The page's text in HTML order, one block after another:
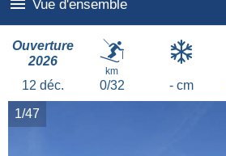
Vue d'ensemble
Ouverture
2026
12 déc.
km
0/32 - cm
1/47